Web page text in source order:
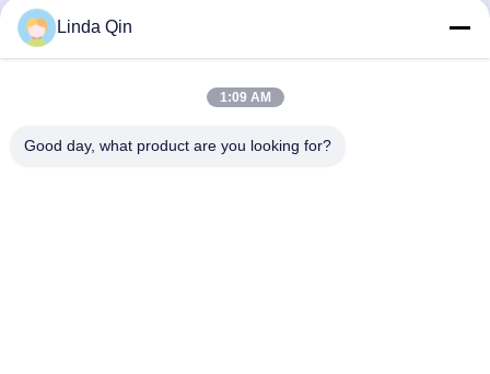
rouille avec revêtement en
PVC pour clôtures et
Discuter Maintenant
Linda Qin
1:09 AM
Good day, what product are you looking for?